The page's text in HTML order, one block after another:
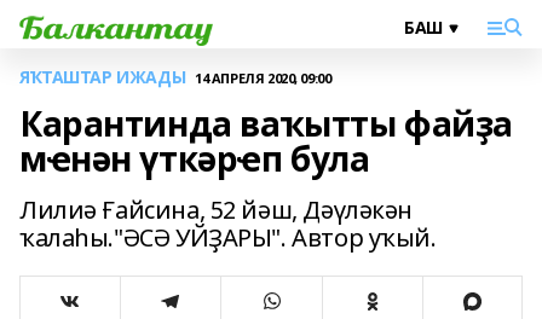
ЯҠТАШТАР ИЖАДЫ 14 АПРЕЛЯ 2020, 09:00
Карантинда ваҡытты файҙа
мҽнән үткәрҽп була
Лилиә Ғайсина, 52 йәш, Дәүләкән
ҡалаһы."ӘСӘ УЙҘАРЫ". Автор уҡый.